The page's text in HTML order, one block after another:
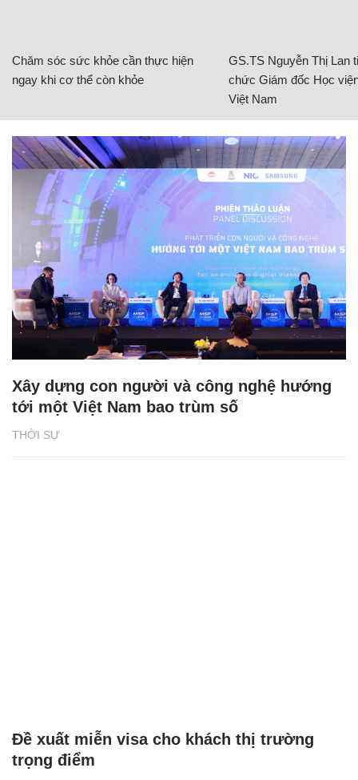
Chăm sóc sức khỏe cần thực hiện
ngay khi cơ thể còn khỏe
GS.TS Nguyễn Thị Lan
chức Giám đốc Học
Việt Nam
THỜI SỰ
Xây dựng con người và công nghệ hướng
tới một Việt Nam bao trùm số
Đề xuất miễn visa cho khách thị trường
trọng điểm